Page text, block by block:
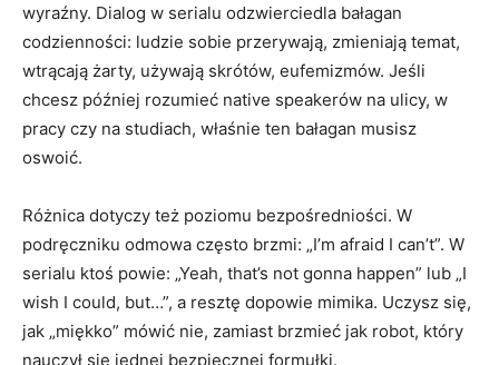
wyraźny. Dialog w serialu odzwierciedla bałagan
codzienności: ludzie sobie przerywają, zmieniają temat,
wtrącają żarty, używają skrótów, eufemizmów. Jeśli
chcesz później rozumieć native speakerów na ulicy, w
pracy czy na studiach, właśnie ten bałagan musisz
oswoić.
Różnica dotyczy też poziomu bezpośredniości. W
podręczniku odmowa często brzmi: „I’m afraid I can’t”. W
serialu ktoś powie: „Yeah, that’s not gonna happen” lub „I
wish I could, but…”, a resztę dopowie mimika. Uczysz się,
jak „miękko” mówić nie, zamiast brzmieć jak robot, który
nauczył się jednej bezpiecznej formułki.